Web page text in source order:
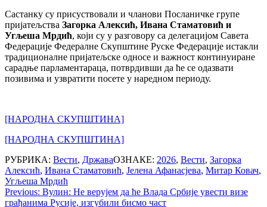
Састанку су присуствовали и чланови Посланичке групе
пријатељства Загорка Алексић, Ивана Стаматовић и
Угљеша Мрдић, који су у разговору са делегацијом Савета
Федерације Федералне Скупштине Руске Федерације истакли
традиционалне пријатељске односе и важност континуиране
сарадње парламентараца, потврдивши да ће се одазвати
позивима и узвратити посете у наредном периоду.
[НАРОДНА СКУПШТИНА]
[НАРОДНА СКУПШТИНА]
РУБРИКА: Вести, ДржаваОЗНАКЕ: 2026, Вести, Загорка
Алексић, Ивана Стаматовић, Јелена Афанасјева, Митар Ковач,
Угљеша Мрдић
Post
Previous: Вулин: Не верујем да ће Влада Србије увести визе
грађанима Русије, изгубили бисмо част